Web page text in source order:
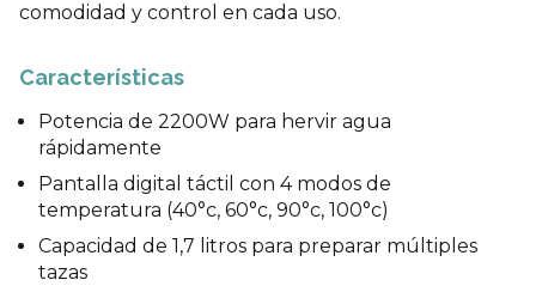
comodidad y control en cada uso.
Características
Potencia de 2200W para hervir agua
rápidamente
Pantalla digital táctil con 4 modos de
temperatura (40°c, 60°c, 90°c, 100°c)
Capacidad de 1,7 litros para preparar múltiples
tazas